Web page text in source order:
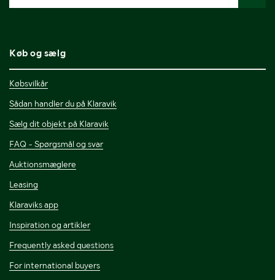
Køb og sælg
Købsvilkår
Sådan handler du på Klaravik
Sælg dit objekt på Klaravik
FAQ - Spørgsmål og svar
Auktionsmæglere
Leasing
Klaraviks app
Inspiration og artikler
Frequently asked questions
For international buyers